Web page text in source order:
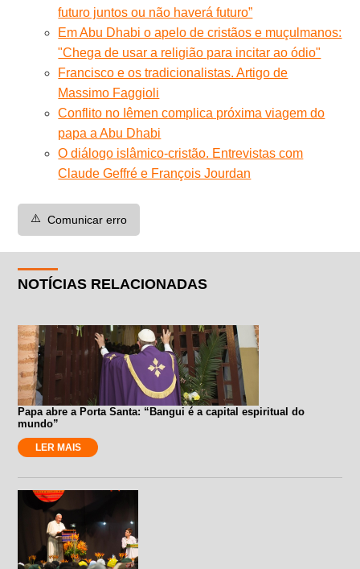
futuro juntos ou não haverá futuro”
Em Abu Dhabi o apelo de cristãos e muçulmanos:
"Chega de usar a religião para incitar ao ódio"
Francisco e os tradicionalistas. Artigo de
Massimo Faggioli
Conflito no Iêmen complica próxima viagem do
papa a Abu Dhabi
O diálogo islâmico-cristão. Entrevistas com
Claude Geffré e François Jourdan
⚠️ Comunicar erro
NOTÍCIAS RELACIONADAS
Papa abre a Porta Santa: “Bangui é a capital espiritual do
mundo”
LER MAIS